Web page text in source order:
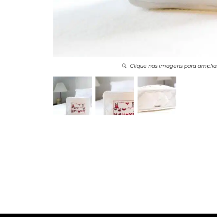
Clique nas imagens para